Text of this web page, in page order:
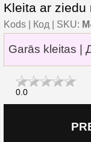
Kleita ar ziedu
Kods | Код | SKU:
Garās kleitas |
0.0